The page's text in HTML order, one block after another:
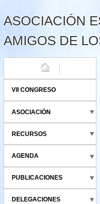
ASOCIACIÓN
AMIGOS DE
VII CONGRESO
ASOCIACIÓN
RECURSOS
AGENDA
PUBLICACIONES
DELEGACIONES